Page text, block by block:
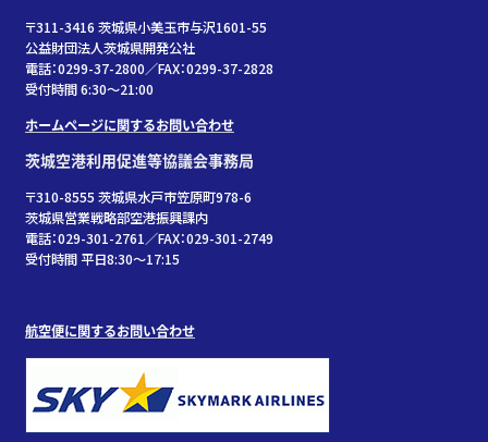
〒311-3416 茨城県小美玉市与沢1601-55
公益財団法人茨城県開発公社
電話：0299-37-2800／FAX：0299-37-2828
受付時間 6:30〜21:00
ホームページに関するお問い合わせ
茨城空港利用促進等協議会事務局
〒310-8555 茨城県水戸市笠原町978-6
茨城県営業戦略部空港振興課内
電話：029-301-2761／FAX：029-301-2749
受付時間 平日8:30～17:15
航空便に関するお問い合わせ